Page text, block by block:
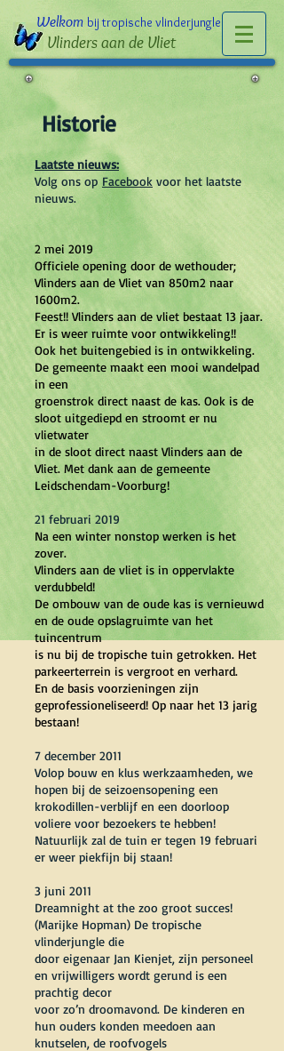
Welkom bij tropische vlinderjungle
Vlinders aan de Vliet
Historie
Laatste nieuws:
Volg ons op Facebook voor het laatste
nieuws.
2 mei 2019
Officiele opening door de wethouder;
Vlinders aan de Vliet van 850m2 naar
1600m2.
Feest!! Vlinders aan de vliet bestaat 13 jaar.
Er is weer ruimte voor ontwikkeling!!
Ook het buitengebied is in ontwikkeling.
De gemeente maakt een mooi wandelpad
in een
groenstrok direct naast de kas. Ook is de
sloot uitgediepd en stroomt er nu
vlietwater
in de sloot direct naast Vlinders aan de
Vliet. Met dank aan de gemeente
Leidschendam-Voorburg!
21 februari 2019
Na een winter nonstop werken is het
zover.
Vlinders aan de vliet is in oppervlakte
verdubbeld!
De ombouw van de oude kas is vernieuwd
en de oude opslagruimte van het
tuincentrum
is nu bij de tropische tuin getrokken. Het
parkeerterrein is vergroot en verhard.
En de basis voorzieningen zijn
geprofessioneliseerd! Op naar het 13 jarig
bestaan!
7 december 2011
Volop bouw en klus werkzaamheden, we
hopen bij de seizoensopening een
krokodillen-verblijf en een doorloop
voliere voor bezoekers te hebben!
Natuurlijk zal de tuin er tegen 19 februari
er weer piekfijn bij staan!
3 juni 2011
Dreamnight at the zoo groot succes!
(Marijke Hopman) De tropische
vlinderjungle die
door eigenaar Jan Kienjet, zijn personeel
en vrijwilligers wordt gerund is een
prachtig decor
voor zo’n droomavond. De kinderen en
hun ouders konden meedoen aan
knutselen, de roofvogels